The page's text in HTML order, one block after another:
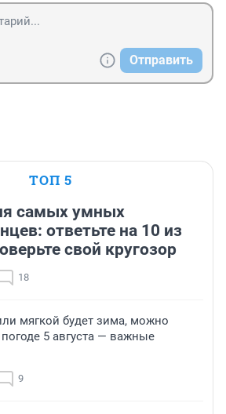
Отправить
ТОП 5
самых умных
ответьте на 10 из
свой кругозор
18
мягкой будет зима, можно
5 августа — важные
9